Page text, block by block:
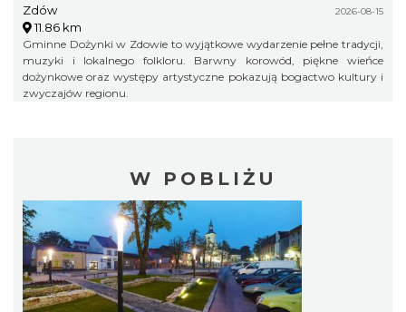
Zdów 2026-08-15
11.86 km
Gminne Dożynki w Zdowie to wyjątkowe wydarzenie pełne tradycji,
muzyki i lokalnego folkloru. Barwny korowód, piękne wieńce
dożynkowe oraz występy artystyczne pokazują bogactwo kultury i
zwyczajów regionu.
W POBLIŻU